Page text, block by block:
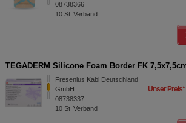
08738366
10 St Verband
TEGADERM Silicone Foam Border FK
Fresenius Kabi Deutschland
GmbH
08738337
10 St Verband
Unser Preis*